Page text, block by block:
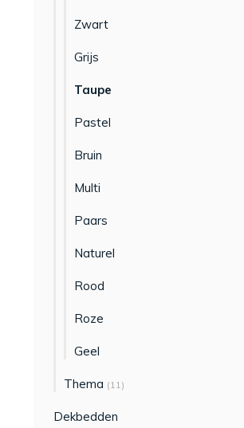
Zwart
Grijs
Taupe
Pastel
Bruin
Multi
Paars
Naturel
Rood
Roze
Geel
Thema (11)
Dekbedden